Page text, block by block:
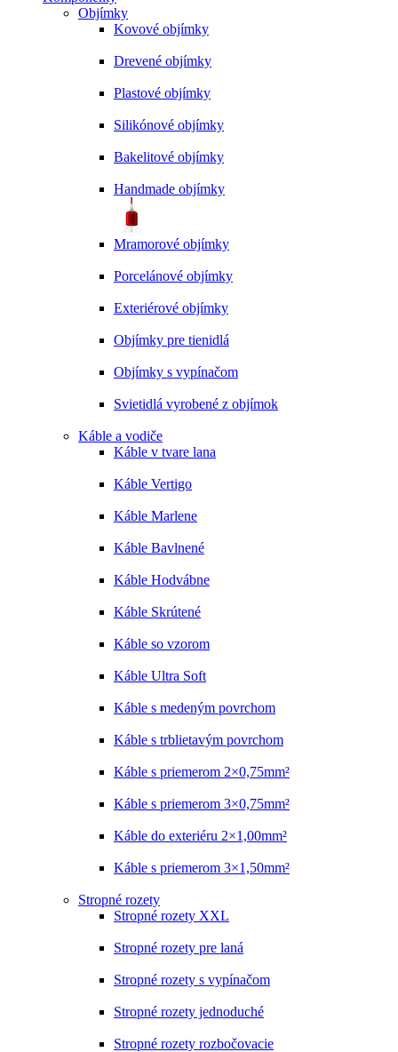
Objímky
Kovové objímky
Drevené objímky
Plastové objímky
Silikónové objímky
Bakelitové objímky
Handmade objímky
Mramorové objímky
Porcelánové objímky
Exteriérové objímky
Objímky pre tienidlá
Objímky s vypínačom
Svietidlá vyrobené z objímok
Káble a vodiče
Káble v tvare lana
Káble Vertigo
Káble Marlene
Káble Bavlnené
Káble Hodvábne
Káble Skrútené
Káble so vzorom
Káble Ultra Soft
Káble s medeným povrchom
Káble s trblietavým povrchom
Káble s priemerom 2×0,75mm²
Káble s priemerom 3×0,75mm²
Káble do exteriéru 2×1,00mm²
Káble s priemerom 3×1,50mm²
Stropné rozety
Stropné rozety XXL
Stropné rozety pre laná
Stropné rozety s vypínačom
Stropné rozety jednoduché
Stropné rozety rozbočovacie